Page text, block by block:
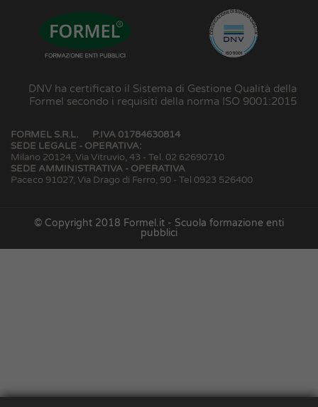
DNV ha certificato il Sistema di Gestione Qualità della
Formel secondo i requisiti della norma ISO 9001:2015
FORMEL S.R.L.
P.IVA 01784630814
SEDE LEGALE - OPERATIVA:
Milano 20124, Via Vitruvio, 43 - Tel. 02 62690710
SEDE AMMINISTRATIVA - OPERATIVA
Paceco 91027, Via Drago di Ferro, 90 - Tel 0923 526400
© Copyright 2018 Formel.it - Scuola formazione enti
pubblici